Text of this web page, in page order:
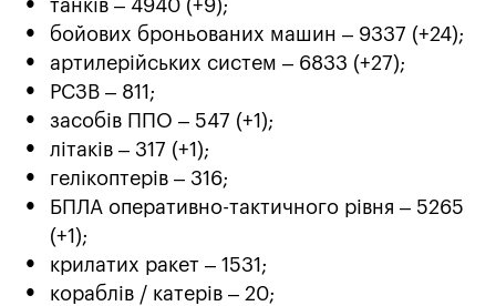
танків ‒ 4940 (+9);
бойових броньованих машин ‒ 9337 (+24);
артилерійських систем – 6833 (+27);
РСЗВ – 811;
засобів ППО – 547 (+1);
літаків – 317 (+1);
гелікоптерів – 316;
БПЛА оперативно-тактичного рівня – 5265
(+1);
крилатих ракет – 1531;
кораблів / катерів – 20;